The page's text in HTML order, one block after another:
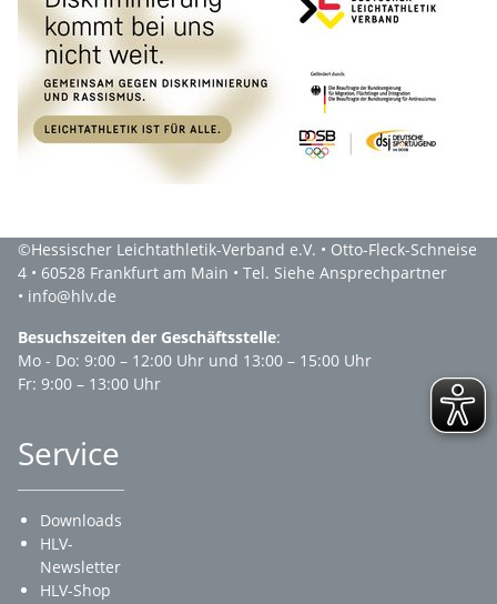
©Hessischer Leichtathletik-Verband e.V. • Otto-Fleck-Schneise
4 • 60528 Frankfurt am Main • Tel. Siehe Ansprechpartner
• info@hlv.de
Besuchszeiten der Geschäftsstelle:
Mo - Do: 9:00 – 12:00 Uhr und 13:00 – 15:00 Uhr
Fr: 9:00 – 13:00 Uhr
Service
Downloads
HLV-
Newsletter
HLV-Shop